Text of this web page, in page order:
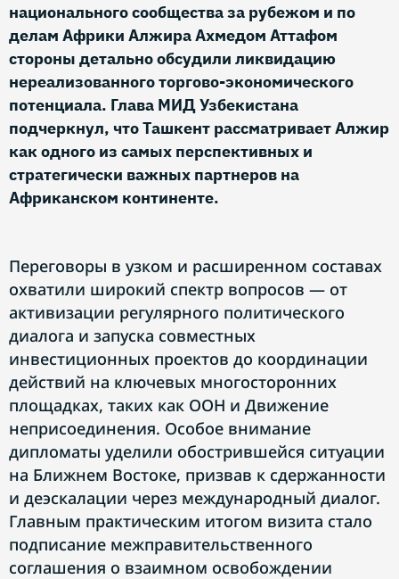
национального сообщества за рубежом и по
делам Африки Алжира Ахмедом Аттафом
стороны детально обсудили ликвидацию
нереализованного торгово-экономического
потенциала. Глава МИД Узбекистана
подчеркнул, что Ташкент рассматривает Алжир
как одного из самых перспективных и
стратегически важных партнеров на
Африканском континенте.
Переговоры в узком и расширенном составах
охватили широкий спектр вопросов — от
активизации регулярного политического
диалога и запуска совместных
инвестиционных проектов до координации
действий на ключевых многосторонних
площадках, таких как ООН и Движение
неприсоединения. Особое внимание
дипломаты уделили обострившейся ситуации
на Ближнем Востоке, призвав к сдержанности
и деэскалации через международный диалог.
Главным практическим итогом визита стало
подписание межправительственного
соглашения о взаимном освобождении